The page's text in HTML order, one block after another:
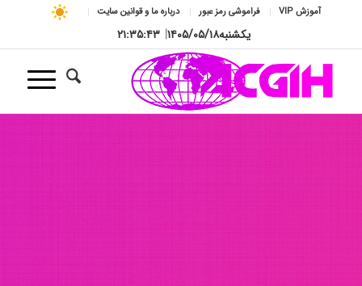
آموزش VIP فراموشی رمز عبور درباره ما و قوانین سایت
یکشنبه۱۴۰۵/۰۵/۱۸| ۲۱:۳۵:۴۴